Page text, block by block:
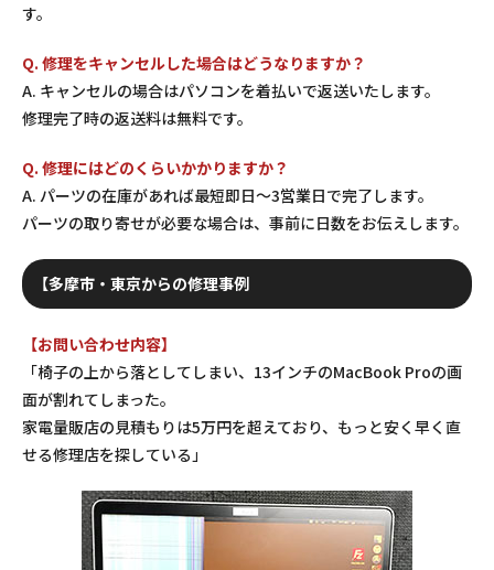
す。
Q. 修理をキャンセルした場合はどうなりますか？
A. キャンセルの場合はパソコンを着払いで返送いたします。
修理完了時の返送料は無料です。
Q. 修理にはどのくらいかかりますか？
A. パーツの在庫があれば最短即日〜3営業日で完了します。
パーツの取り寄せが必要な場合は、事前に日数をお伝えします。
【多摩市・東京からの修理事例
【お問い合わせ内容】
「椅子の上から落としてしまい、13インチのMacBook Proの画
面が割れてしまった。
家電量販店の見積もりは5万円を超えており、もっと安く早く直
せる修理店を探している」